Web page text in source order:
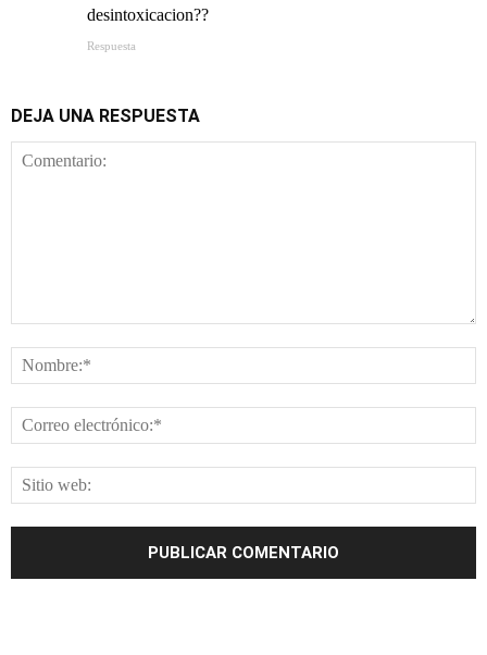
desintoxicacion??
Respuesta
DEJA UNA RESPUESTA